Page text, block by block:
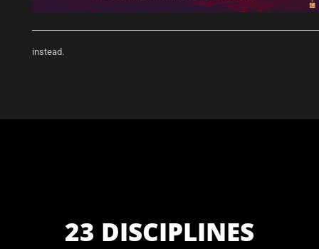
instead.
23 DISCIPLINES